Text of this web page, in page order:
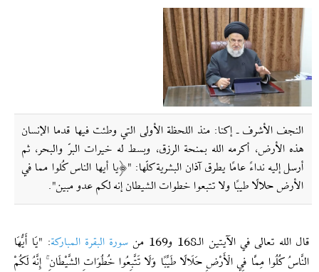
النجف الأشرف ـ إکنا: منذ اللحظة الأولى التي وطئت فيها قدما الإنسان
هذه الأرض، أكرمه الله بمنحة الرزق، وبسط له خيرات البرّ والبحر، ثم
أرسل إليه نداءً عامًا يطرق آذان البشرية كلّها: "﴿يا أيها الناس كُلوا مما في
الأرض حلالًا طيبًا ولا تتبعوا خطوات الشيطان إنه لكم عدو مبين".
قال الله تعالى في الآيتين الـ168 و169 من سورة البقرة المباركة: "يَا أَيُّهَا
النَّاسُ كُلُوا مِمَّا فِي الْأَرْضِ حَلَالًا طَيِّبًا وَلَا تَتَّبِعُوا خُطُوَاتِ الشَّيْطَانِ ۚ إِنَّهُ لَكُمْ